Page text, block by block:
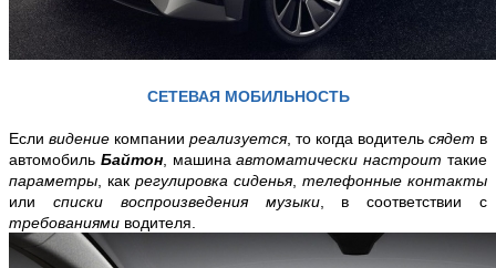
СЕТЕВАЯ МОБИЛЬНОСТЬ
Если видение компании реализуется, то когда водитель сядет в
автомобиль Байтон, машинаавтоматически настроиттакие
параметры , как регулировка сиденья, телефонные контакты
или списки воспроизведения музыки, в соответствии с
требованиями водителя.